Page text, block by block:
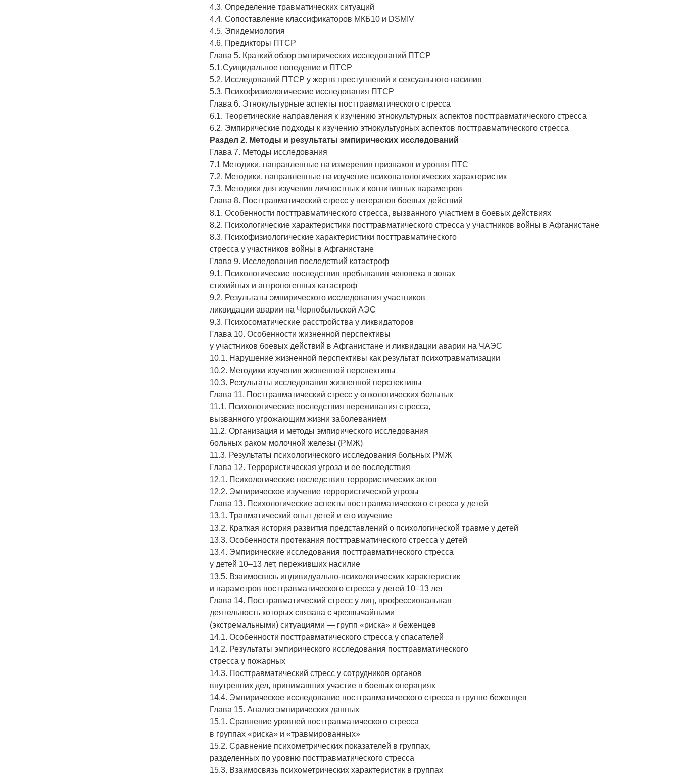
4.3. Определение травматических ситуаций
4.4. Сопоставление классификаторов МКБ10 и DSMIV
4.5. Эпидемиология
4.6. Предикторы ПТСР
Глава 5. Краткий обзор эмпирических исследований ПТСР
5.1.Суицидальное поведение и ПТСР
5.2. Исследований ПТСР у жертв преступлений и сексуального насилия
5.3. Психофизиологические исследования ПТСР
Глава 6. Этнокультурные аспекты посттравматического стресса
6.1. Теоретические направления к изучению этнокультурных аспектов посттравматического стресса
6.2. Эмпирические подходы к изучению этнокультурных аспектов посттравматического стресса
Раздел 2. Методы и результаты эмпирических исследований
Глава 7. Методы исследования
7.1 Методики, направленные на измерения признаков и уровня ПТС
7.2. Методики, направленные на изучение психопатологических характеристик
7.3. Методики для изучения личностных и когнитивных параметров
Глава 8. Посттравматический стресс у ветеранов боевых действий
8.1. Особенности посттравматического стресса, вызванного участием в боевых действиях
8.2. Психологические характеристики посттравматического стресса у участников войны в Афганистане
8.3. Психофизиологические характеристики посттравматического
стресса у участников войны в Афганистане
Глава 9. Исследования последствий катастроф
9.1. Психологические последствия пребывания человека в зонах
стихийных и антропогенных катастроф
9.2. Результаты эмпирического исследования участников
ликвидации аварии на Чернобыльской АЭС
9.3. Психосоматические расстройства у ликвидаторов
Глава 10. Особенности жизненной перспективы
у участников боевых действий в Афганистане и ликвидации аварии на ЧАЭС
10.1. Нарушение жизненной перспективы как результат психотравматизации
10.2. Методики изучения жизненной перспективы
10.3. Результаты исследования жизненной перспективы
Глава 11. Посттравматический стресс у онкологических больных
11.1. Психологические последствия переживания стресса,
вызванного угрожающим жизни заболеванием
11.2. Организация и методы эмпирического исследования
больных раком молочной железы (РМЖ)
11.3. Результаты психологического исследования больных РМЖ
Глава 12. Террористическая угроза и ее последствия
12.1. Психологические последствия террористических актов
12.2. Эмпирическое изучение террористической угрозы
Глава 13. Психологические аспекты посттравматического стресса у детей
13.1. Травматический опыт детей и его изучение
13.2. Краткая история развития представлений о психологической травме у детей
13.3. Особенности протекания посттравматического стресса у детей
13.4. Эмпирические исследования посттравматического стресса
у детей 10–13 лет, переживших насилие
13.5. Взаимосвязь индивидуально‑психологических характеристик
и параметров посттравматического стресса у детей 10–13 лет
Глава 14. Посттравматический стресс у лиц, профессиональная
деятельность которых связана с чрезвычайными
(экстремальными) ситуациями — групп «риска» и беженцев
14.1. Особенности посттравматического стресса у спасателей
14.2. Результаты эмпирического исследования посттравматического
стресса у пожарных
14.3. Посттравматический стресс у сотрудников органов
внутренних дел, принимавших участие в боевых операциях
14.4. Эмпирическое исследование посттравматического стресса в группе беженцев
Глава 15. Анализ эмпирических данных
15.1. Сравнение уровней посттравматического стресса
в группах «риска» и «травмированных»
15.2. Сравнение психометрических показателей в группах,
разделенных по уровню посттравматического стресса
15.3. Взаимосвязь психометрических характеристик в группах